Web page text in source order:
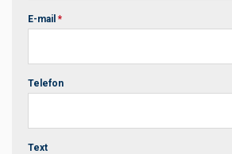
E-mail *
Telefon
Text